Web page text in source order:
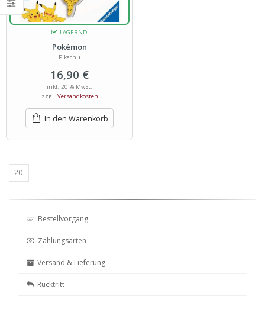
LAGERND
Pokémon
Pikachu
16,90 €
inkl. 20 % MwSt.
zzgl. Versandkosten
In den Warenkorb
Bestellvorgang
Zahlungsarten
Versand & Lieferung
Rücktritt